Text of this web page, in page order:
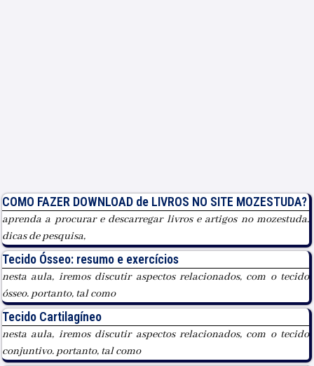
COMO FAZER DOWNLOAD de LIVROS NO SITE MOZESTUDA?
aprenda a procurar e descarregar livros e artigos no mozestuda.
dicas de pesquisa,
Tecido Ósseo: resumo e exercícios
nesta aula, iremos discutir aspectos relacionados, com o tecido
ósseo. portanto, tal como
Tecido Cartilagíneo
nesta aula, iremos discutir aspectos relacionados, com o tecido
conjuntivo. portanto, tal como